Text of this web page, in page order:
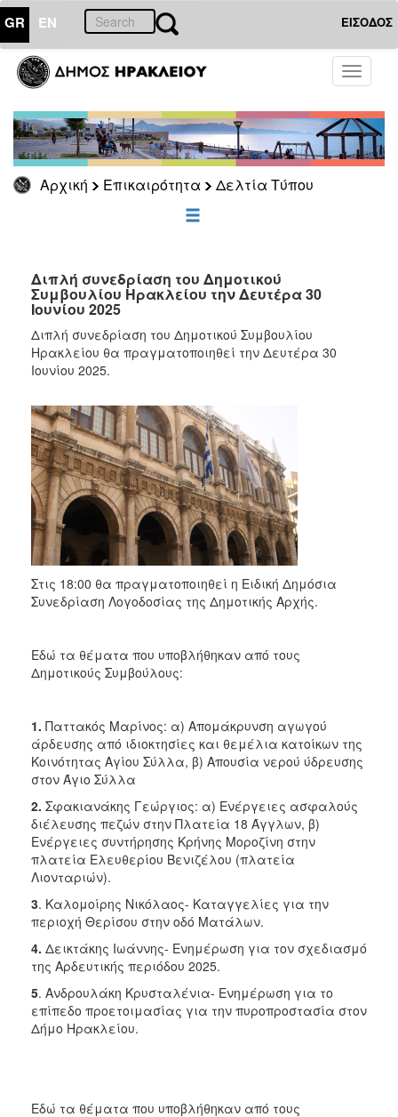
GR EN ΕΙΣΟΔΟΣ
Toggle
Αρχική Επικαιρότητα Δελτία Τύπου
ΕΠΙΚΑΙΡΟΤΗΤΑ
Τύπου
Αρχείο
ΕΠΙΣΚΕΠΤΗΣ
ΗΡΑΚΛΕΙΟ
Διπλή συνεδρίαση του Δημοτικού
Συμβουλίου Ηρακλείου την Δευτέρα 30
Ιουνίου 2025
Διπλή συνεδρίαση του Δημοτικού Συμβουλίου
Ηρακλείου θα πραγματοποιηθεί την Δευτέρα 30
Ιουνίου 2025.
Στις 18:00 θα πραγματοποιηθεί η Ειδική Δημόσια
Συνεδρίαση Λογοδοσίας της Δημοτικής Αρχής.
Εδώ τα θέματα που υποβλήθηκαν από τους
Δημοτικούς Συμβούλους:
1. Παττακός Μαρίνος: α) Απομάκρυνση αγωγού
άρδευσης από ιδιοκτησίες και θεμέλια κατοίκων της
Κοινότητας Αγίου Σύλλα, β) Απουσία νερού ύδρευσης
στον Άγιο Σύλλα
2. Σφακιανάκης Γεώργιος: α) Ενέργειες ασφαλούς
διέλευσης πεζών στην Πλατεία 18 Άγγλων, β)
Ενέργειες συντήρησης Κρήνης Μοροζίνη στην
πλατεία Ελευθερίου Βενιζέλου (πλατεία
Λιονταριών).
3. Καλομοίρης Νικόλαος- Καταγγελίες για την
περιοχή Θερίσου στην οδό Ματάλων.
4. Δεικτάκης Ιωάννης- Ενημέρωση για τον σχεδιασμό
της Αρδευτικής περιόδου 2025.
5. Ανδρουλάκη Κρυσταλένια- Ενημέρωση για το
επίπεδο προετοιμασίας για την πυροπροστασία στον
Δήμο Ηρακλείου.
Εδώ τα θέματα που υποβλήθηκαν από τους